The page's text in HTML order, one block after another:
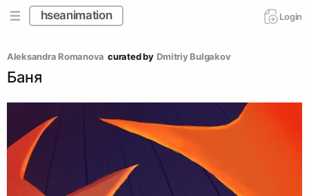
hseanimation Login
Aleksandra Romanova curated by Dmitriy Bulgakov
Баня